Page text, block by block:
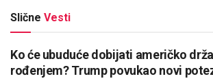
Slične Vesti
Ko će ubuduće dobijati američko
rođenjem? Trump povukao novi